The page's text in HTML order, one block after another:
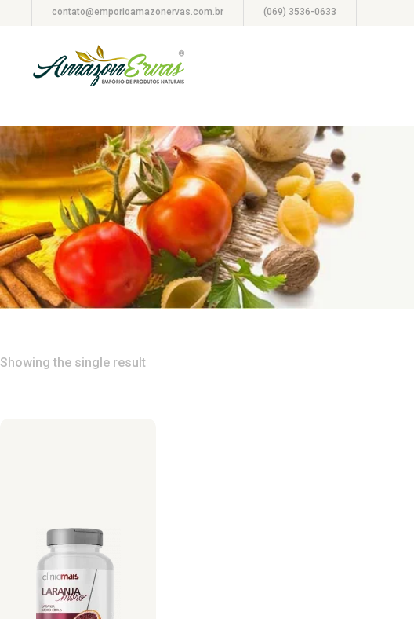
contato@emporioamazonervas.com.br (069) 3536-0633
Showing the single result